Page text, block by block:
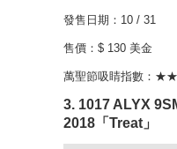
發售日期：10 / 31
售價：$ 130 美金
萬聖節吸睛指數：
3. 1017 ALYX
2018「Treat」